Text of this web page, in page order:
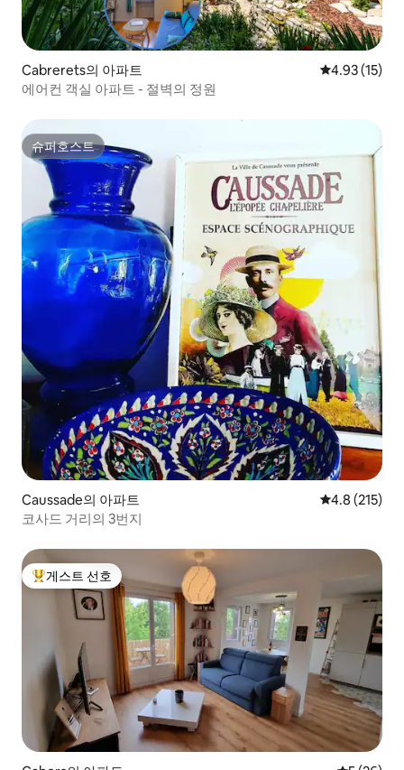
Cabrerets의 아파트 평점 4.93점
4.93 (15)
에어컨 객실 아파트 - 절벽의 정원
슈퍼호스트
슈퍼호스트
Caussade의 아파트 평점 4.8점(5
4.8 (215)
코사드 거리의 3번지
상위 게스트 선호
게스트 선호